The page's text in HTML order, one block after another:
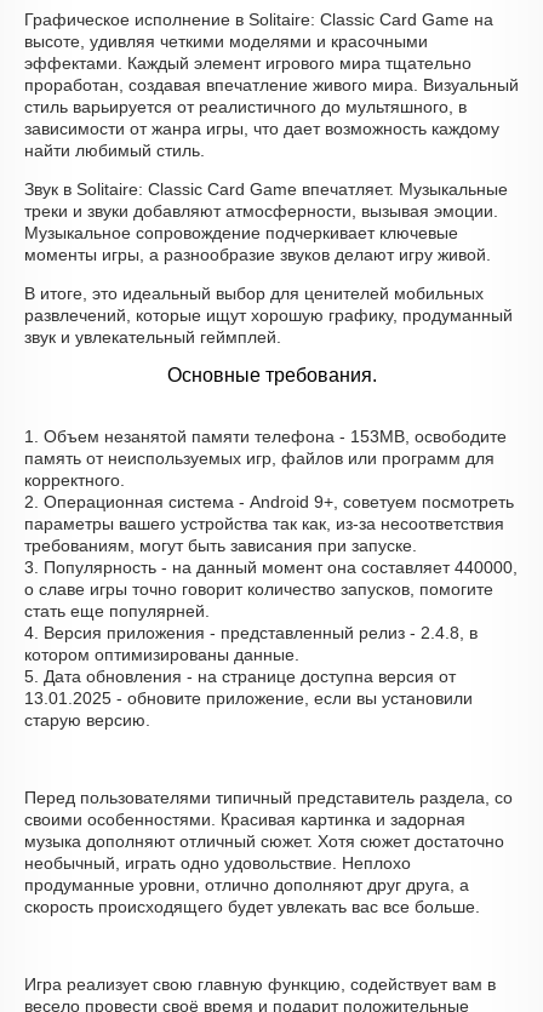
Графическое исполнение в Solitaire: Classic Card Game на
высоте, удивляя четкими моделями и красочными
эффектами. Каждый элемент игрового мира тщательно
проработан, создавая впечатление живого мира. Визуальный
стиль варьируется от реалистичного до мультяшного, в
зависимости от жанра игры, что дает возможность каждому
найти любимый стиль.
Звук в Solitaire: Classic Card Game впечатляет. Музыкальные
треки и звуки добавляют атмосферности, вызывая эмоции.
Музыкальное сопровождение подчеркивает ключевые
моменты игры, а разнообразие звуков делают игру живой.
В итоге, это идеальный выбор для ценителей мобильных
развлечений, которые ищут хорошую графику, продуманный
звук и увлекательный геймплей.
Основные требования.
1. Объем незанятой памяти телефона - 153MB, освободите
память от неиспользуемых игр, файлов или программ для
корректного.
2. Операционная система - Android 9+, советуем посмотреть
параметры вашего устройства так как, из-за несоответствия
требованиям, могут быть зависания при запуске.
3. Популярность - на данный момент она составляет 440000,
о cлаве игры точно говорит количество запусков, помогите
стать еще популярней.
4. Версия приложения - представленный релиз - 2.4.8, в
котором оптимизированы данные.
5. Дата обновления - на странице доступна версия от
13.01.2025 - обновите приложение, если вы установили
старую версию.
Перед пользователями типичный представитель раздела, со
своими особенностями. Красивая картинка и задорная
музыка дополняют отличный сюжет. Хотя сюжет достаточно
необычный, играть одно удовольствие. Неплохо
продуманные уровни, отлично дополняют друг друга, а
скорость происходящего будет увлекать вас все больше.
Игра реализует свою главную функцию, содействует вам в
весело провести своё время и подарит положительные